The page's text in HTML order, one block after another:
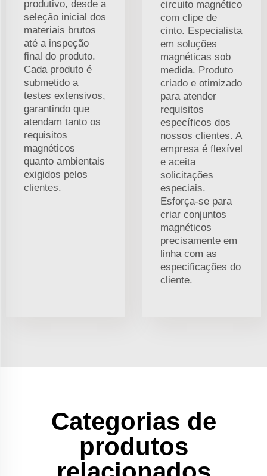
produtivo, desde a
seleção inicial dos
materiais brutos
até a inspeção
final do produto.
Cada produto é
submetido a
testes extensivos,
garantindo que
atendam tanto os
requisitos
magnéticos
quanto ambientais
exigidos pelos
clientes.
circuito magnético
com clipe de
cinto. Especialista
em soluções
magnéticas sob
medida. Produto
criado e otimizado
para atender
requisitos
específicos dos
nossos clientes. A
empresa é flexível
e aceita
solicitações
especiais.
Esforça-se para
criar conjuntos
magnéticos
precisamente em
linha com as
especificações do
cliente.
Categorias de
produtos